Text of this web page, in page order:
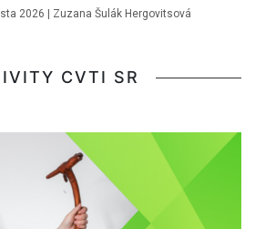
2026 | Zuzana Šulák Hergovitsová
CVTI SR